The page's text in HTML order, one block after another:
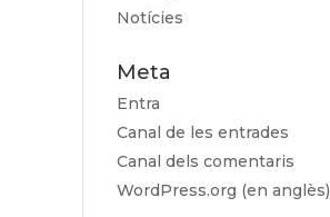
Notícies
Meta
Entra
Canal de les entrades
Canal dels comentaris
WordPress.org (en anglès)